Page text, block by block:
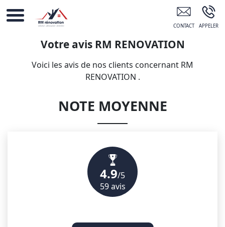
Votre avis RM RENOVATION
Voici les avis de nos clients concernant RM
RENOVATION .
NOTE MOYENNE
4.9/5
59avis